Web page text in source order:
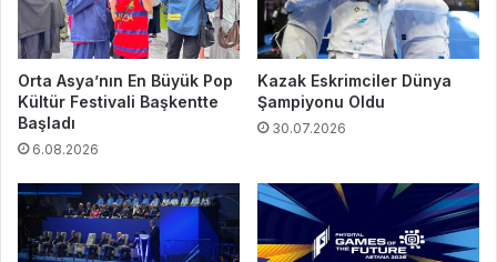
Orta Asya’nın En Büyük Pop
Kültür Festivali Başkentte
Başladı
6.08.2026
Kazak Eskrimciler Dünya
Şampiyonu Oldu
30.07.2026